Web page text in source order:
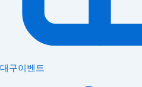
대구이벤트